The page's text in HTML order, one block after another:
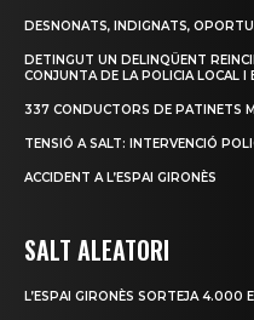
DESNONATS, INDIGNATS,
DETINGUT UN DELINQÜENT
CONJUNTA DE LA POLICIA LOCAL I
337 CONDUCTORS DE PATINETS
TENSIÓ A SALT: INTERVENCIÓ
ACCIDENT A L’ESPAI GIRONÈS
SALT ALEATORI
L’ESPAI GIRONÈS SORTEJA 4.000